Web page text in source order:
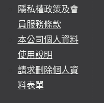
隱私權政策及會
員服務條款
本公司個人資料
使用說明
請求刪除個人資
料表單